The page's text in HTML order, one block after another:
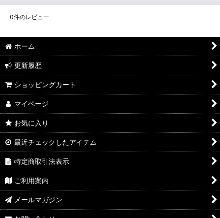
0件のレビュー
ホーム
更新履歴
ショッピングカート
マイページ
お気に入り
最近チェックしたアイテム
特定商取引法表示
ご利用案内
メールマガジン